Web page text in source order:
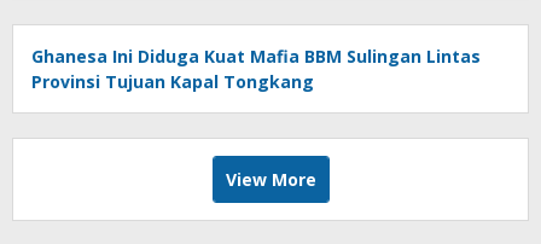
Ghanesa Ini Diduga Kuat Mafia BBM Sulingan Lintas
Provinsi Tujuan Kapal Tongkang
View More